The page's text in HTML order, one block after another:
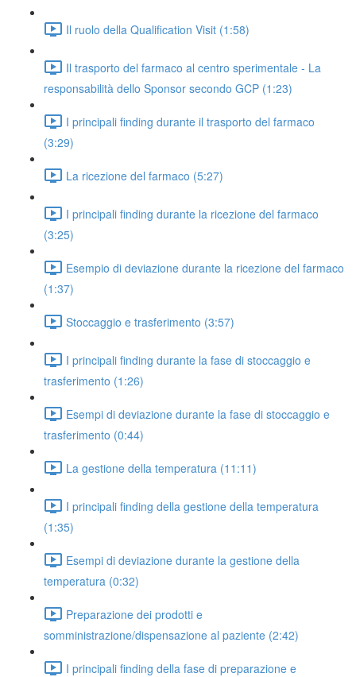
Il ruolo della Qualification Visit (1:58)
Il trasporto del farmaco al centro sperimentale - La
responsabilità dello Sponsor secondo GCP (1:23)
I principali finding durante il trasporto del farmaco
(3:29)
La ricezione del farmaco (5:27)
I principali finding durante la ricezione del farmaco
(3:25)
Esempio di deviazione durante la ricezione del farmaco
(1:37)
Stoccaggio e trasferimento (3:57)
I principali finding durante la fase di stoccaggio e
trasferimento (1:26)
Esempi di deviazione durante la fase di stoccaggio e
trasferimento (0:44)
La gestione della temperatura (11:11)
I principali finding della gestione della temperatura
(1:35)
Esempi di deviazione durante la gestione della
temperatura (0:32)
Preparazione dei prodotti e
somministrazione/dispensazione al paziente (2:42)
I principali finding della fase di preparazione e